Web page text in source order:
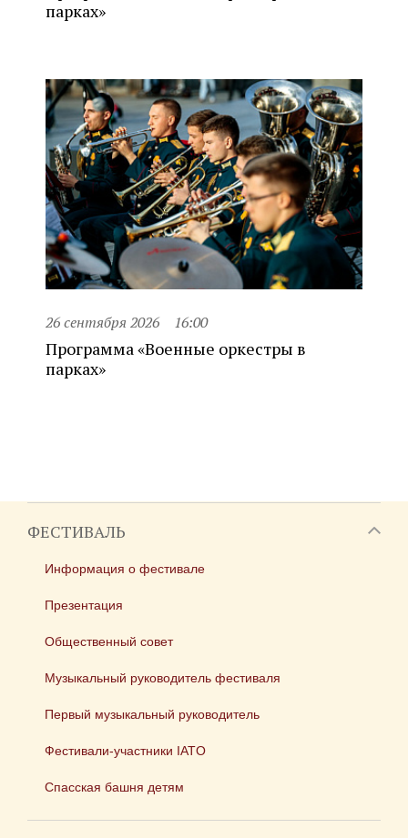
парках»
26 сентября 2026 16:00
Программа «Военные оркестры в
парках»
ФЕСТИВАЛЬ
Информация о фестивале
Презентация
Общественный совет
Музыкальный руководитель фестиваля
Первый музыкальный руководитель
Фестивали-участники IATO
Спасская башня детям